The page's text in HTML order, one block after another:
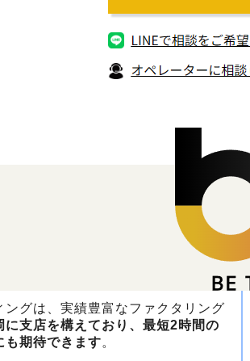
ングは、実績豊富なファクタリング
に支店を構えており、最短2時間の
も期待できます。